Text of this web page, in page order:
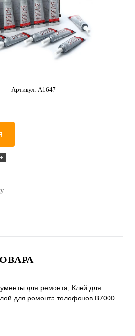
Артикул: A1647
для ремонта, Клей для
для ремонта телефонов B7000